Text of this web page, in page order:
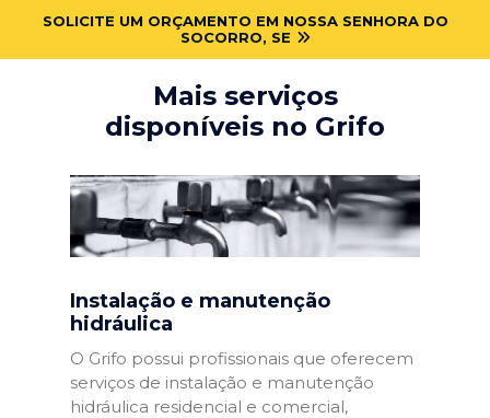
SOLICITE UM ORÇAMENTO EM NOSSA SENHORA DO
SOCORRO, SE
Mais serviços
disponíveis no Grifo
Instalação e manutenção
hidráulica
O Grifo possui profissionais que oferecem
serviços de instalação e manutenção
hidráulica residencial e comercial,